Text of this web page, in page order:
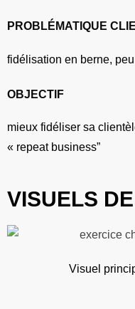
PROBLÉMATIQUE
fidélisation en berne,
OBJECTIF
mieux fidéliser sa
« repeat business”
VISUELS
Visuel